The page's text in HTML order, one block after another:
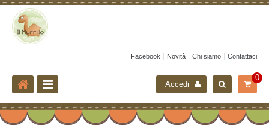
Facebook Novità Chi siamo Contattaci
0
Accedi